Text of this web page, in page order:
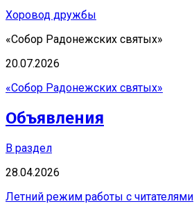
Хоровод дружбы
«Собор Радонежских святых»
20.07.2026
«Собор Радонежских святых»
Объявления
В раздел
28.04.2026
Летний режим работы с читателями